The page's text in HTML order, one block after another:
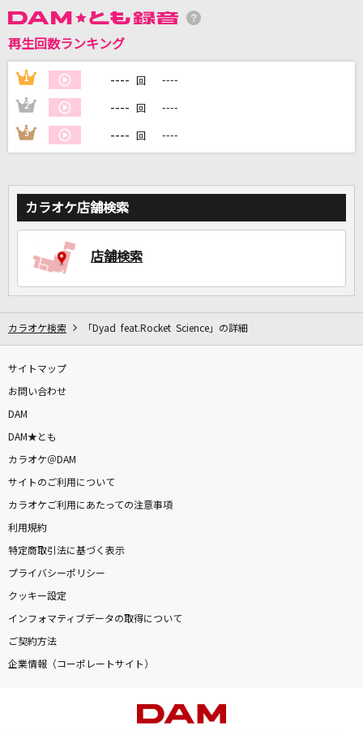
再生回数ランキング
1 ---- 回 ----
2 ---- 回 ----
3 ---- 回 ----
カラオケ店舗検索
店舗検索
カラオケ検索 「Dyad feat.Rocket Science」の詳細
サイトマップ
お問い合わせ
DAM
DAM★とも
カラオケ＠DAM
サイトのご利用について
カラオケご利用にあたっての注意事項
利用規約
特定商取引法に基づく表示
プライバシーポリシー
クッキー設定
インフォマティブデータの取得について
ご契約方法
企業情報（コーポレートサイト）